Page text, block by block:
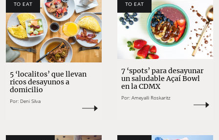
TO EAT
5 ‘localitos’ que llevan
ricos desayunos a
domicilio
Por: Deni Silva
TO EAT
7 ‘spots’ para desayunar
un saludable Açaí Bowl
en la CDMX
Por: Ameyalli Roskaritz